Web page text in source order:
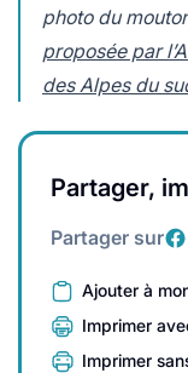
photo du
proposée par
des Alpes du
Partager,
Partager sur
Ajouter à
Imprimer
Imprimer